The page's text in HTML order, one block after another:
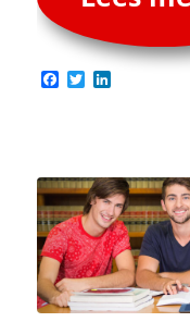
Facebook
TwitterLinkedIn